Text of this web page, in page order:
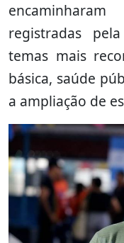
registradas
temas mais
básica, saúde
a ampliação de